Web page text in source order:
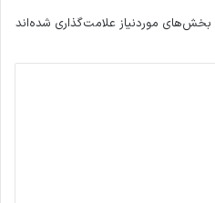
بخش‌های موردنیاز علامت‌گذاری شده‌اند